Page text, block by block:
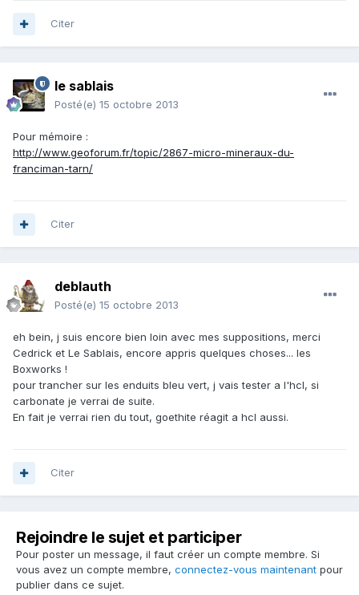
Citer
le sablais
Posté(e) 15 octobre 2013
Pour mémoire :
http://www.geoforum.fr/topic/2867-micro-mineraux-du-
franciman-tarn/
Citer
deblauth
Posté(e) 15 octobre 2013
eh bein, j suis encore bien loin avec mes suppositions, merci
Cedrick et Le Sablais, encore appris quelques choses... les
Boxworks !
pour trancher sur les enduits bleu vert, j vais tester a l'hcl, si
carbonate je verrai de suite.
En fait je verrai rien du tout, goethite réagit a hcl aussi.
Citer
Rejoindre le sujet et participer
Pour poster un message, il faut créer un compte membre. Si
vous avez un compte membre, connectez-vous maintenant pour
publier dans ce sujet.